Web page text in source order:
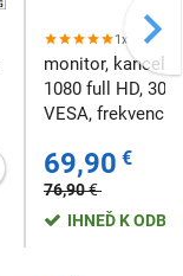
1x
monitor,
1080 full HD,
VESA, frekvencia
69,90 €
76,90€
IHNEĎ K